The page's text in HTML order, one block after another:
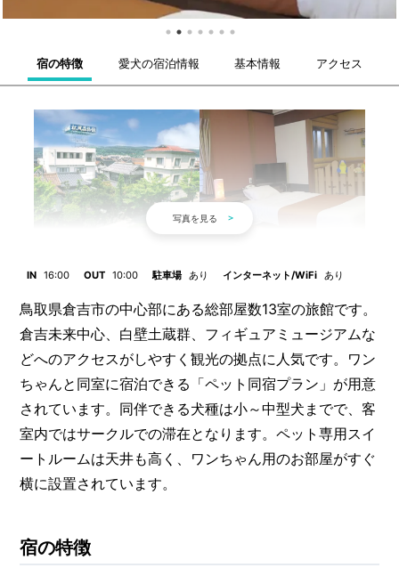
宿の特徴 愛犬の宿泊情報 基本情報 アクセス
IN 16:00 OUT 10:00 駐車場 あり インターネット/WiFi あり
鳥取県倉吉市の中心部にある総部屋数13室の旅館です。
倉吉未来中心、白壁土蔵群、フィギュアミュージアムな
どへのアクセスがしやすく観光の拠点に人気です。ワン
ちゃんと同室に宿泊できる「ペット同宿プラン」が用意
されています。同伴できる犬種は小～中型犬までで、客
室内ではサークルでの滞在となります。ペット専用スイ
ートルームは天井も高く、ワンちゃん用のお部屋がすぐ
横に設置されています。
宿の特徴